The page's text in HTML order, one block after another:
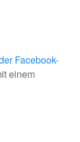
Facebook-
einem